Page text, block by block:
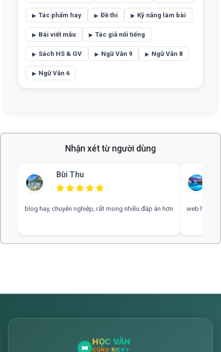
Tác phẩm hay Đề thi Kỹ năng làm bài
Bài viết mẫu Tác giả nổi tiếng
Sách HS & GV Ngữ Văn 9 Ngữ Văn 8
Ngữ Văn 6
Nhận xét từ người dùng
Bùi Thu
blog hay, chuyên nghiệp, rất mong nhiều đáp án hơn web hay,